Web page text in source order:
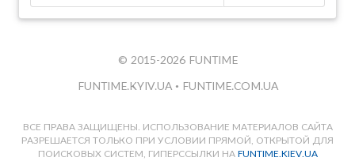
© 2015-2026 FUNTIME
FUNTIME.KYIV.UA • FUNTIME.COM.UA
ВСЕ ПРАВА ЗАЩИЩЕНЫ. ИСПОЛЬЗОВАНИЕ МАТЕРИАЛОВ САЙТА
РАЗРЕШАЕТСЯ ТОЛЬКО ПРИ УСЛОВИИ ПРЯМОЙ, ОТКРЫТОЙ ДЛЯ
ПОИСКОВЫХ СИСТЕМ, ГИПЕРССЫЛКИ НА FUNTIME.KIEV.UA